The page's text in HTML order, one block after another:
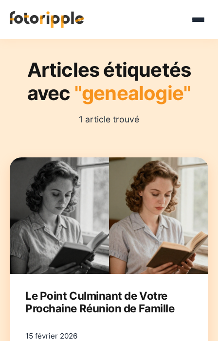
DeutschEnglishEspañolFrançaisItaliano
NederlandsPolski
Articles étiquetés
avec "genealogie"
1 article trouvé
Le Point Culminant de Votre
Prochaine Réunion de Famille
15 février 2026